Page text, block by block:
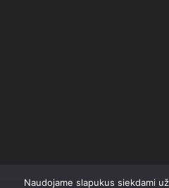
Naudojame slapukus siekdami